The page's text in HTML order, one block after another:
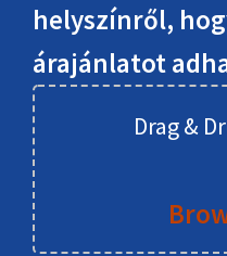
helyszínről,
árajánlatot
Drag &